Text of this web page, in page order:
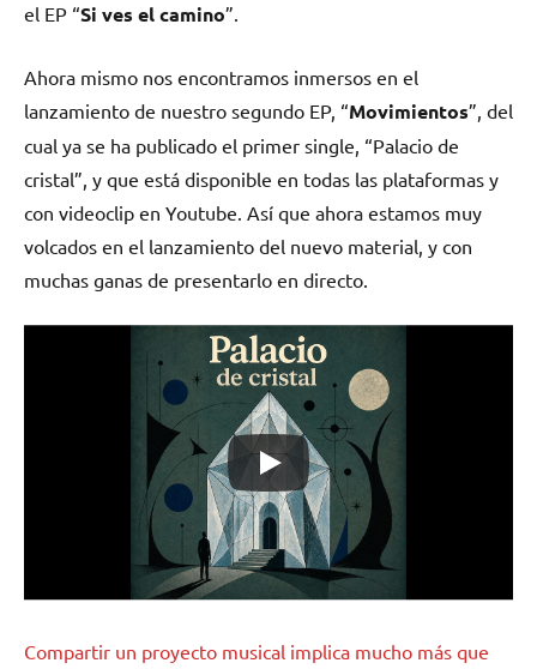
el EP “Si ves el camino”.
Ahora mismo nos encontramos inmersos en el
lanzamiento de nuestro segundo EP, “Movimientos”, del
cual ya se ha publicado el primer single, “Palacio de
cristal”, y que está disponible en todas las plataformas y
con videoclip en Youtube. Así que ahora estamos muy
volcados en el lanzamiento del nuevo material, y con
muchas ganas de presentarlo en directo.
Compartir un proyecto musical implica mucho más que